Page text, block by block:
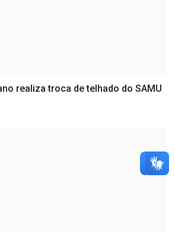
realiza troca de telhado do SAMU